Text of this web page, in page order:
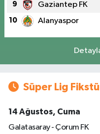
9 Gaziantep FK
10 Alanyaspor
Süper Lig
14 Ağustos, Cuma
Galatasaray - Çorum FK